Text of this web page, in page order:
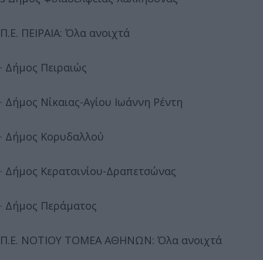
Π.Ε. ΠΕΙΡΑΙΑ: Όλα ανοιχτά
· Δήμος Πειραιώς
· Δήμος Νίκαιας-Αγίου Ιωάννη Ρέντη
· Δήμος Κορυδαλλού
· Δήμος Κερατσινίου-Δραπετσώνας
· Δήμος Περάματος
Π.Ε. ΝΟΤΙΟΥ ΤΟΜΕΑ ΑΘΗΝΩΝ: Όλα ανοιχτά